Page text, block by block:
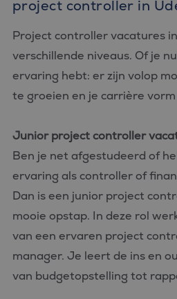
project controller in
Project controller vacatures
verschillende niveaus. Of je
ervaring hebt: er zijn volop
te groeien en je carrière
Junior project controller
Ben je net afgestudeerd of
ervaring als controller of
Dan is een junior project
mooie opstap. In deze rol
van een ervaren project
manager. Je leert de ins en
van budgetopstelling tot